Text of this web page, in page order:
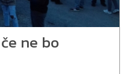
ne bo